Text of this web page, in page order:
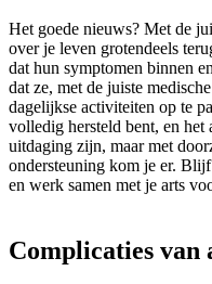
Het goede nieuws? Met de
over je leven grotendeels
dat hun symptomen binnen
dat ze, met de juiste
dagelijkse activiteiten op te
volledig hersteld bent, en het
uitdaging zijn, maar met
ondersteuning kom je er.
en werk samen met je arts
Complicaties